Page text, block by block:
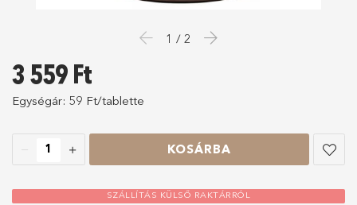
1 / 2
3 559 Ft
Egységár: 59 Ft/tablette
KOSÁRBA
SZÁLLÍTÁS KÜLSŐ RAKTÁRRÓL